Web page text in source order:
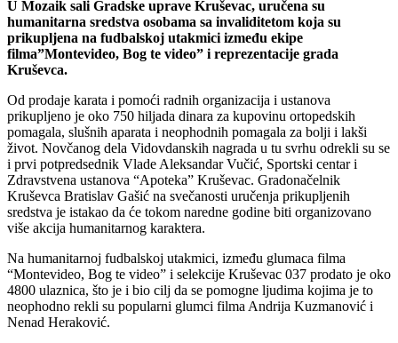
U Mozaik sali Gradske uprave Kruševac, uručena su
humanitarna sredstva osobama sa invaliditetom koja su
prikupljena na fudbalskoj utakmici između ekipe
filma”Montevideo, Bog te video” i reprezentacije grada
Kruševca.
Od prodaje karata i pomoći radnih organizacija i ustanova
prikupljeno je oko 750 hiljada dinara za kupovinu ortopedskih
pomagala, slušnih aparata i neophodnih pomagala za bolji i lakši
život. Novčanog dela Vidovdanskih nagrada u tu svrhu odrekli su se
i prvi potpredsednik Vlade Aleksandar Vučić, Sportski centar i
Zdravstvena ustanova “Apoteka” Kruševac. Gradonačelnik
Kruševca Bratislav Gašić na svečanosti uručenja prikupljenih
sredstva je istakao da će tokom naredne godine biti organizovano
više akcija humanitarnog karaktera.
Na humanitarnoj fudbalskoj utakmici, između glumaca filma
“Montevideo, Bog te video” i selekcije Kruševac 037 prodato je oko
4800 ulaznica, što je i bio cilj da se pomogne ljudima kojima je to
neophodno rekli su popularni glumci filma Andrija Kuzmanović i
Nenad Heraković.